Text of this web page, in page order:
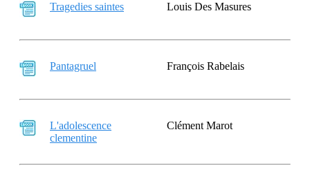
Tragedies saintes Louis Des Masures
Pantagruel François Rabelais
L'adolescence
clementine
Clément Marot